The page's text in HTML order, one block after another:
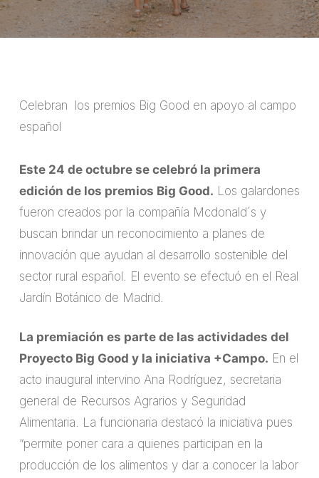
Celebran los premios Big Good en apoyo al campo
español
Este 24 de octubre se celebró la primera
edición de los premios Big Good. Los galardones
fueron creados por la compañía Mcdonald´s y
buscan brindar un reconocimiento a planes de
innovación que ayudan al desarrollo sostenible del
sector rural español. El evento se efectuó en el Real
Jardín Botánico de Madrid.
La premiación es parte de las actividades del
Proyecto Big Good y la iniciativa +Campo. En el
acto inaugural intervino Ana Rodríguez, secretaria
general de Recursos Agrarios y Seguridad
Alimentaria. La funcionaria destacó la iniciativa pues
“permite poner cara a quienes participan en la
producción de los alimentos y dar a conocer la labor